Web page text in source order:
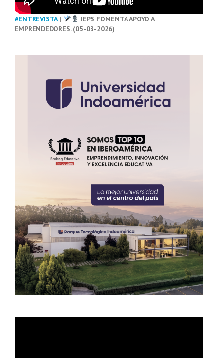
#ENTREVISTA|
IEPS FOMENTA APOYO A
EMPRENDEDORES. (05-08-2026)